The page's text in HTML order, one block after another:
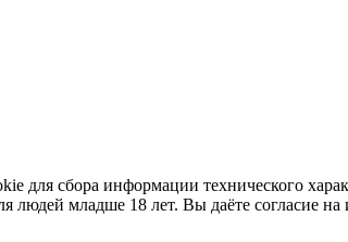
для сбора информации технического
людей младше 18 лет. Вы даёте согласие